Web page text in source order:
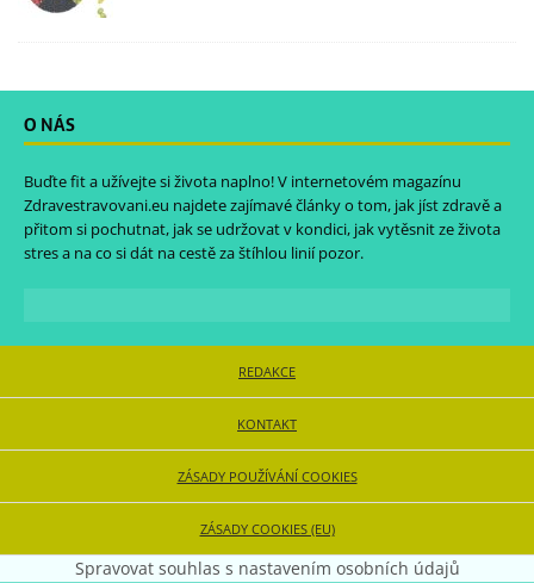
O NÁS
Buďte fit a užívejte si života naplno! V internetovém magazínu
Zdravestravovani.eu najdete zajímavé články o tom, jak jíst zdravě a
přitom si pochutnat, jak se udržovat v kondici, jak vytěsnit ze života
stres a na co si dát na cestě za štíhlou linií pozor.
REDAKCE
KONTAKT
ZÁSADY POUŽÍVÁNÍ COOKIES
ZÁSADY COOKIES (EU)
Spravovat souhlas s nastavením osobních údajů